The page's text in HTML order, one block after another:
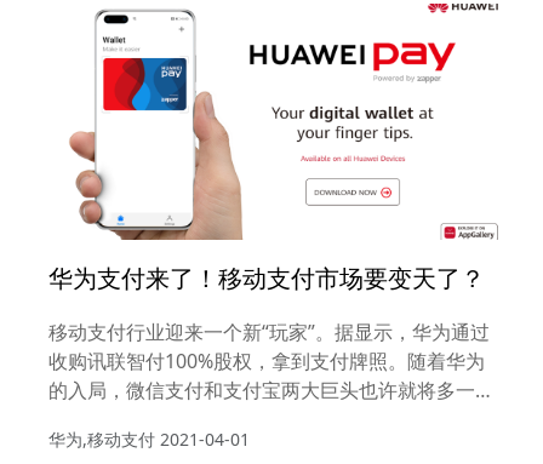
华为支付来了！移动支付市场要变天了？
移动支付行业迎来一个新“玩家”。据显示，华为通过
收购讯联智付100%股权，拿到支付牌照。随着华为
的入局，微信支付和支付宝两大巨头也许就将多一个
做。一个企业是不是该有自己的边界意识大概是根据
华为,移动支付 2021-04-01